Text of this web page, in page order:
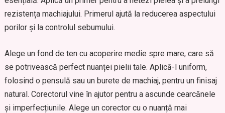
rezistența machiajului. Primerul ajută la reducerea aspectului
porilor și la controlul sebumului.
Alege un fond de ten cu acoperire medie spre mare, care să
se potrivească perfect nuanței pielii tale. Aplică-l uniform,
folosind o pensulă sau un burete de machiaj, pentru un finisaj
natural. Corectorul vine în ajutor pentru a ascunde cearcănele
și imperfecțiunile. Alege un corector cu o nuanță mai